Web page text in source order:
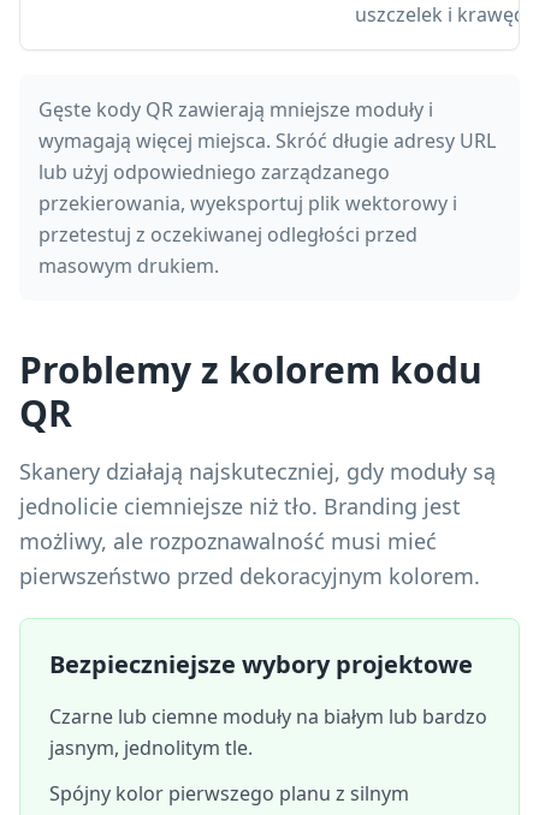
uszczelek i
Gęste kody QR zawierają mniejsze moduły i
wymagają więcej miejsca. Skróć długie adresy URL
lub użyj odpowiedniego zarządzanego
przekierowania, wyeksportuj plik wektorowy i
przetestuj z oczekiwanej odległości przed
masowym drukiem.
Problemy z kolorem kodu
QR
Skanery działają najskuteczniej, gdy moduły są
jednolicie ciemniejsze niż tło. Branding jest
możliwy, ale rozpoznawalność musi mieć
pierwszeństwo przed dekoracyjnym kolorem.
Bezpieczniejsze wybory projektowe
Czarne lub ciemne moduły na białym lub bardzo
jasnym, jednolitym tle.
Spójny kolor pierwszego planu z silnym